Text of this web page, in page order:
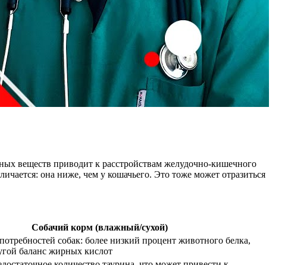
веществ приводит к расстройствам желудочно-кишечного
она ниже, чем у кошачьего. Это тоже может отразиться
Собачий корм (влажный/сухой)
собак: более низкий процент животного белка,
баланс жирных кислот